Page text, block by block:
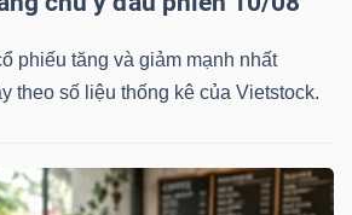
phiếu tăng và giảm mạnh nhất
theo số liệu thống kê của Vietstock.